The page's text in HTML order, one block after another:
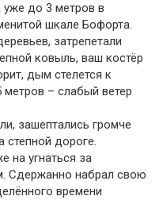
уже до 3 метров в
шкале Бофорта.
затрепетали
ковыль, ваш костёр
дым стелется к
– слабый ветер
зашептались громче
степной дороге.
на угнаться за
Сдержанно набрал свою
времени